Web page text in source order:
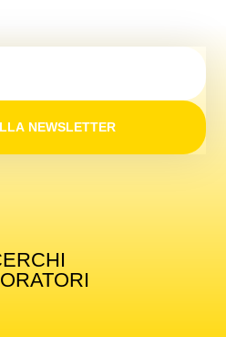
NEWSLETTER